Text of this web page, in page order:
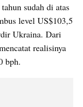
sudah di atas
level US$103,5
Ukraina. Dari
realisinya
bph.